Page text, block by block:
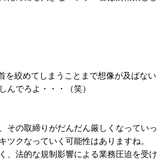
を絞めてしまうことまで想像が及ばない
でろよ・・・（笑）
その取締りがだんだん厳しくなっていっ
クなっていく可能性はありますね。
、法的な規制影響による業務圧迫を受け